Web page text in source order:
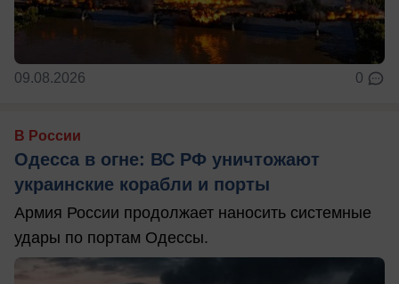
09.08.2026 0
В России
Одесса в огне: ВС РФ уничтожают
украинские корабли и порты
Армия России продолжает наносить системные
удары по портам Одессы.